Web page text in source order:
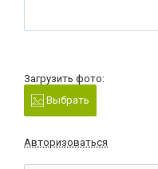
Загрузить фото:
Выбрать
Авторизоваться